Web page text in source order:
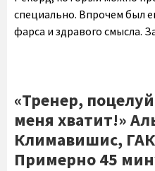
специально. Впрочем был
фарса и здравого смысла.
«Тренер,
меня хватит!»
Климавишис, ГАК
Примерно 45